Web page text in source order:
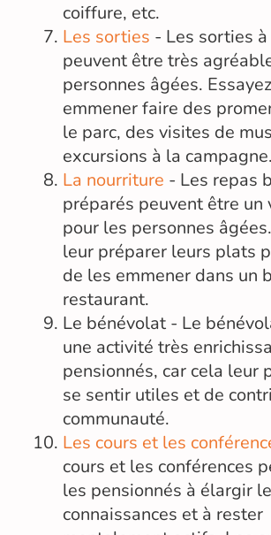
coiffure, etc.
Les sorties - Les sorties
peuvent être très
personnes âgées.
emmener faire des
le parc, des visites de
excursions à la campagne.
La nourriture - Les repas
préparés peuvent être un
pour les personnes
leur préparer leurs plats
de les emmener dans un
restaurant.
Le bénévolat - Le
une activité très
pensionnés, car cela leur
se sentir utiles et de
communauté.
Les cours et les
cours et les conférences
les pensionnés à élargir
connaissances et à rester